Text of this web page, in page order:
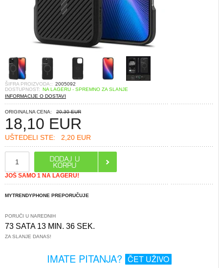
ŠIFRA PROIZVODA:: 2005092
DOSTUPNOST: NA LAGERU - SPREMNO ZA SLANJE
INFORMACIJE O DOSTAVI
ORIGINALNA CENA: 20,30 EUR
18,10 EUR
UŠTEDELI STE: 2,20 EUR
JOŠ SAMO 1 NA LAGERU!
MYTRENDYPHONE PREPORUČUJE
PORUČI U NAREDNIH
73 SATA 13 MIN. 35 SEK.
ZA SLANJE DANAS!
IMATE PITANJA? ČET UŽIVO